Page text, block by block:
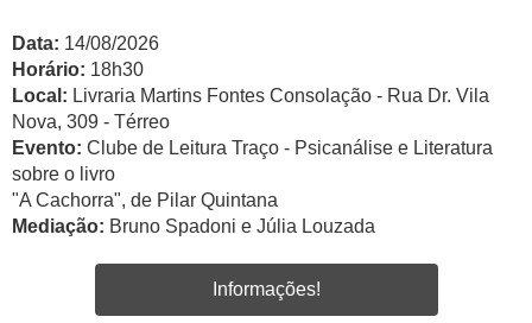
Data: 14/08/2026
Horário: 18h30
Local: Livraria Martins Fontes Consolação - Rua Dr. Vila
Nova, 309 - Térreo
Evento: Clube de Leitura Traço - Psicanálise e Literatura
sobre o livro
"A Cachorra", de Pilar Quintana
Mediação: Bruno Spadoni e Júlia Louzada
Informações!